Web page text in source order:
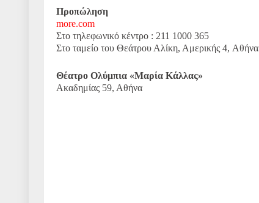
Προπώληση
more.com
Στο τηλεφωνικό κέντρο : 211 1000 365
Στο ταμείο του Θεάτρου Αλίκη, Αμερικής 4, Aθήνα
Θέατρο Ολύμπια «Μαρία Κάλλας»
Ακαδημίας 59, Αθήνα